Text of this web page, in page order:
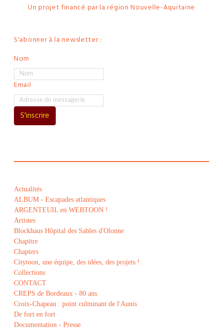
Un projet financé par la région Nouvelle-Aquitaine
S'abonner à la newsletter :
Nom
Email
S'inscrire
Actualités
ALBUM - Escapades atlantiques
ARGENTEUIL en WEBTOON !
Artistes
Blockhaus Hôpital des Sables d'Olonne
Chapitre
Chapters
Citytoon, une équipe, des idées, des projets !
Collections
CONTACT
CREPS de Bordeaux - 80 ans
Croix-Chapeau : point culminant de l'Aunis
De fort en fort
Documentation - Presse